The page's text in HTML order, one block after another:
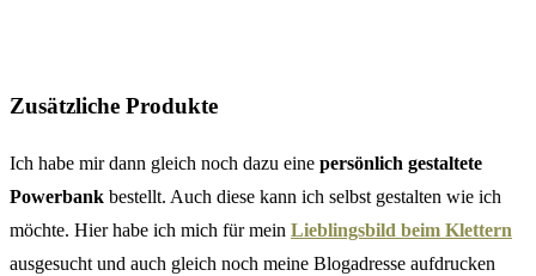
Zusätzliche Produkte
Ich habe mir dann gleich noch dazu eine persönlich gestaltete
Powerbank bestellt. Auch diese kann ich selbst gestalten wie ich
möchte. Hier habe ich mich für mein Lieblingsbild beim Klettern
ausgesucht und auch gleich noch meine Blogadresse aufdrucken